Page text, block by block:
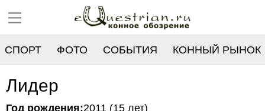
СПОРТ ФОТО СОБЫТИЯ КОННЫЙ РЫНОК
РЕЕСТР
Лидер
Год рождения:2011 (15 лет)